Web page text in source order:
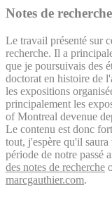
Notes de
Le travail présenté sur
recherche. Il a
que je poursuivais des
doctorat en histoire de
les expositions
principalement les
of Montreal devenue
Le contenu est donc
tout, j'espère qu'il saura
période de notre passé
des notes de recherche
marcgauthier.com.